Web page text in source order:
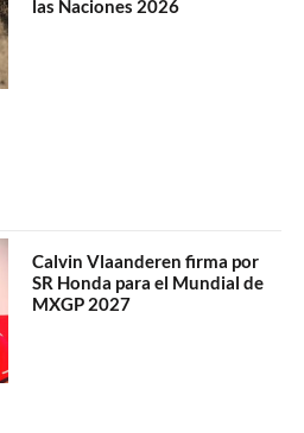
las Naciones 2026
Calvin Vlaanderen firma por
SR Honda para el Mundial de
MXGP 2027